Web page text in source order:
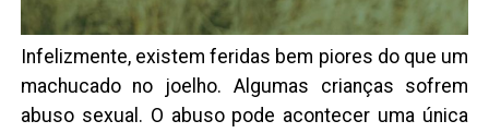
Infelizmente, existem feridas bem piores do que um
machucado no joelho. Algumas crianças sofrem
abuso sexual. O abuso pode acontecer uma única